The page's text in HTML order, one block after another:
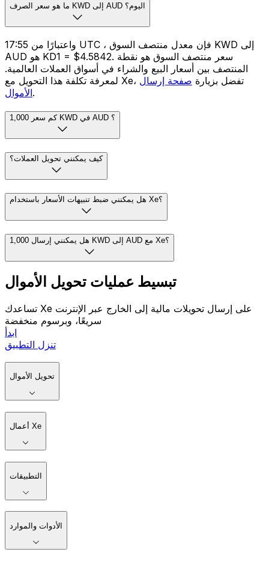
ما هو سعر الصرف KWD إلى AUD اليوم؟
واعتبارًا من 17:55 UTC ، فإن معدل منتصف السوق KWD إلى
AUD هو KD1 = $4.5842. سعر منتصف السوق هو نقطة
المنتصف بين أسعار البيع والشراء في أسواق العملات العالمية.
لمعرفة تكلفة هذا التحويل مع Xe، تفضل بزيارة صفحة إرسال
الأموال.
كم سعر 1,000 KWD في AUD ؟
كيف يمكنني تحويل العملات؟
هل يمكنني ضبط تنبيهات الأسعار باستخدام Xe؟
هل يمكنني إرسال 1,000 KWD إلى AUD مع Xe؟
تبسيط عمليات تحويل الأموال
تساعدك Xe على إرسال تحويلات مالية إلى الخارج عبر الإنترنت
سريعًا، وبرسوم منخفضة
ابدأ
تنزل التطبيق
تحويل الأموال
أعمال Xe
التطبيقات
الأدوات والموارد